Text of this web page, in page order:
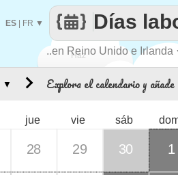
Haz
..en Reino Unido e Irlanda
Días
ES FR ▼
Explora el calendario y
jue vie sáb
28 29 30 1
▼